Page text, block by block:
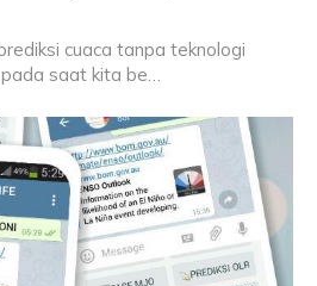
cuaca tanpa teknologi
saat kita be…